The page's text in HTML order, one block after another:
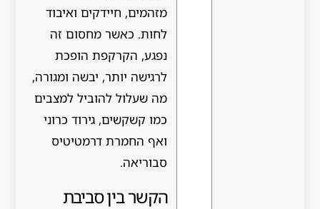
מזהמים, חיידקים ואיבוד
לחות. כאשר מחסום זה
נפגע, הקרקפת הופכת
לרגישה יותר, יבשה ומגורה,
מה שעלול להוביל למצבים
כמו קשקשים, גירוד כרוני
ואף החמרת דרמטיטיס
הקשר בין סביבת